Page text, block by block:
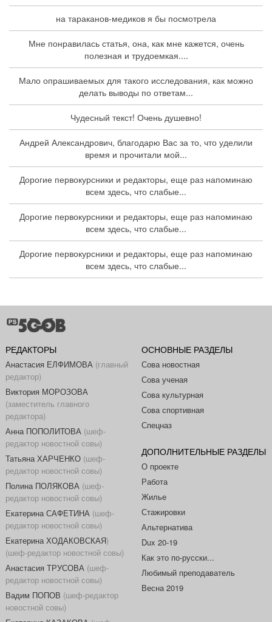
на тараканов-медиков я бы посмотрела
Мне понравилась статья, она, как мне кажется, очень
полезная и трудоемкая....
Мало опрашиваемых для такого исследования, как можно
делать выводы по ответам...
Чудесный текст! Очень душевно!
Андрей Александрович, благодарю Вас за то, что уделили
время и прочитали мой...
Дорогие первокурсники и редакторы, еще раз напоминаю
всем здесь, что слабые...
Дорогие первокурсники и редакторы, еще раз напоминаю
всем здесь, что слабые...
Дорогие первокурсники и редакторы, еще раз напоминаю
всем здесь, что слабые...
РЕДАКТОРЫ
Анастасия ЕЛФИМОВА(главный
редактор)
Виктория МОРОЗОВА
(заместитель главного
редактора)
Анна ПОПОЛИТОВА(шеф-
редактор новостной совы)
Татьяна ХАРЧЕНКО(шеф-
редактор новостной совы)
Полина ПОЛЯКОВА(шеф-
редактор новостной совы)
Екатерина САФЕТИНА(шеф-
редактор новостной совы)
Екатерина ХОДАКОВСКАЯ)
(шеф-редактор новостной совы)
Анастасия ТРУСОВА(шеф-
редактор новостной совы)
Вадим ПОПОВ (шеф-редактор
новостной совы)
ОСНОВНЫЕ РАЗДЕЛЫ
Сова новостная
Сова ученая
Сова культурная
Сова спортивная
Спецназ
ДОПОЛНИТЕЛЬНЫЕ РАЗДЕЛЫ
О проекте
Работа
Жилье
Стажировки
Альтернатива
Dux 20-19
Как это по-русски...
Любимый преподаватель
Весна 2019